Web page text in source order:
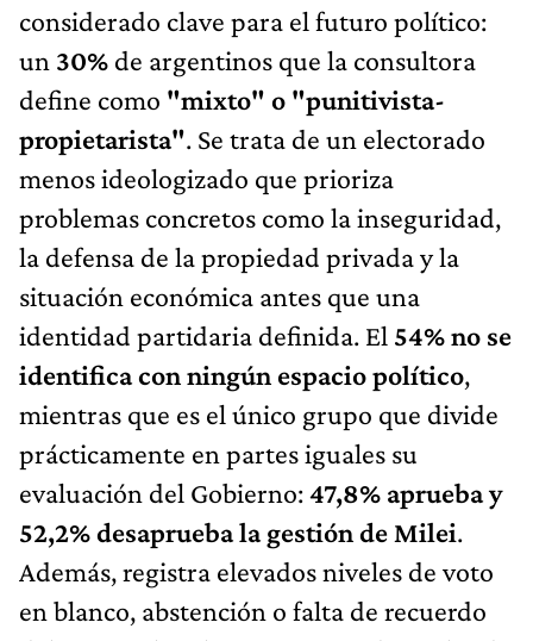
considerado clave para el futuro político:
un 30% de argentinos que la consultora
define como "mixto" o "punitivista-
propietarista". Se trata de un electorado
menos ideologizado que prioriza
problemas concretos como la inseguridad,
la defensa de la propiedad privada y la
situación económica antes que una
identidad partidaria definida. El 54% no se
identifica con ningún espacio político,
mientras que es el único grupo que divide
prácticamente en partes iguales su
evaluación del Gobierno:47,8% aprueba y
52,2% desaprueba la gestión de Milei.
Además, registra elevados niveles de voto
en blanco, abstención o falta de recuerdo